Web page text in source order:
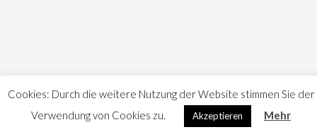
Cookies: Durch die weitere Nutzung der Website stimmen Sie der
Verwendung von Cookies zu.
Akzeptieren
Mehr